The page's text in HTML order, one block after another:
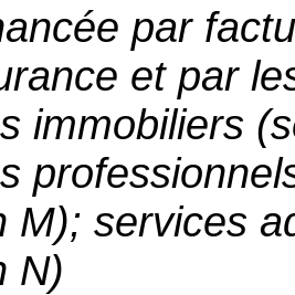
par
et par
immobiliers
M); services
N)